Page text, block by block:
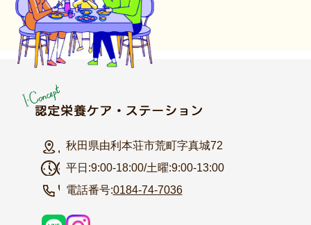
秋田県由利本荘市荒町字真城72
平日:9:00-18:00/土曜:9:00-13:00
電話番号:0184-74-7036